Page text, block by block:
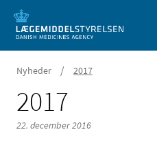
Nyheder / 2017
2017
22. december 2016